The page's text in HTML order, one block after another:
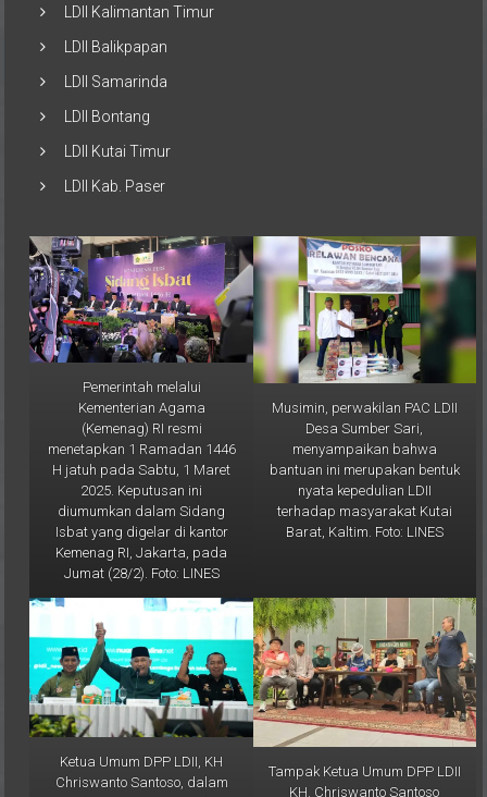
LDII Samarinda
LDII Kutai Timur
Pemerintah melalui
Kementerian Agama
(Kemenag) RI resmi
menetapkan 1 Ramadan 1446
H jatuh pada Sabtu, 1 Maret
2025. Keputusan ini
diumumkan dalam Sidang
Isbat yang digelar di kantor
Kemenag RI, Jakarta, pada
Jumat (28/2). Foto: LINES
Musimin, perwakilan PAC LDII
Desa Sumber Sari,
menyampaikan bahwa
bantuan ini merupakan bentuk
nyata kepedulian LDII
terhadap masyarakat Kutai
Barat, Kaltim. Foto: LINES
Ketua Umum DPP LDII, KH
Chriswanto Santoso, dalam
sambutannya menegaskan
Tampak Ketua Umum DPP LDII
KH. Chriswanto Santoso
bersama Sekretaris Umum